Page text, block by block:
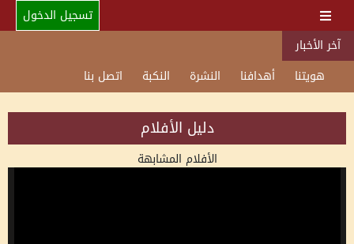
تسجيل الدخول
آخر الأخبار
هويتنا
أهدافنا النشرة النكبة اتصل بنا
دليل الأفلام
الأفلام المشابهة